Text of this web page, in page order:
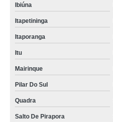
Ibiúna
Itapetininga
Itaporanga
Itu
Mairinque
Pilar Do Sul
Quadra
Salto De Pirapora